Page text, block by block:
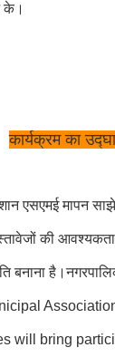
के।
कार्यक्रम का
एसएमई मापन
की
will bring